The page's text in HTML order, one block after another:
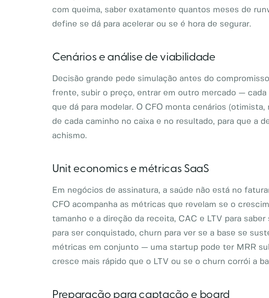
com queima, saber exatamente quantos meses de
define se dá para acelerar ou se é hora de segurar.
Cenários e análise de viabilidade
Decisão grande pede simulação antes do
frente, subir o preço, entrar em outro mercado —
que dá para modelar. O CFO monta cenários
de cada caminho no caixa e no resultado, para que a
achismo.
Unit economics e métricas SaaS
Em negócios de assinatura, a saúde não está no
CFO acompanha as métricas que revelam se o
tamanho e a direção da receita, CAC e LTV para
para ser conquistado, churn para ver se a base se
métricas em conjunto — uma startup pode ter MRR
cresce mais rápido que o LTV ou se o churn corrói a
Preparação para captação e board